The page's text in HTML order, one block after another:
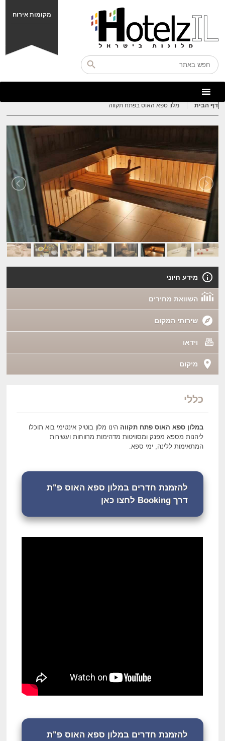
מקומות אירוח
דף הבית מלון ספא האוס בפתח תקווה
מידע חיוני
השוואת מחירים
שירותי המקום
וידאו
מיקום
כללי
במלון ספא האוס פתח תקווה הינו מלון בוטיק אינטימי בוא תוכלו
ליהנות מספא מפנק ומסוויטות מדהימות מרווחות ועשירות
המתאימות ללינה, ימי ספא.
להזמנת חדרים במלון ספא האוס פ"ת
דרך Booking לחצו כאן
להזמנת חדרים במלון ספא האוס פ"ת